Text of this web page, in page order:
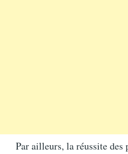
Par ailleurs, la réussite des